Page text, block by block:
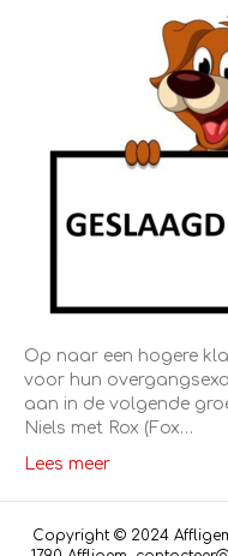
Op naar een hogere
voor hun
aan in de volgende
Niels met Rox (Fox…
Lees meer
Copyright © 2024